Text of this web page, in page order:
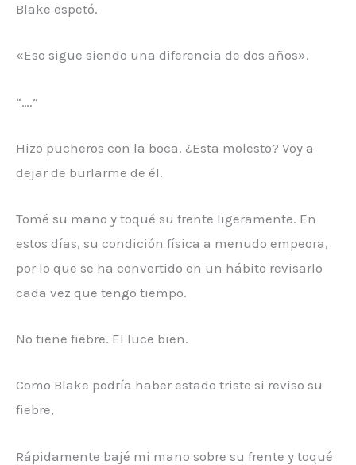
Blake espetó.
«Eso sigue siendo una diferencia de dos años».
“….”
Hizo pucheros con la boca. ¿Esta molesto? Voy a
dejar de burlarme de él.
Tomé su mano y toqué su frente ligeramente. En
estos días, su condición física a menudo empeora,
por lo que se ha convertido en un hábito revisarlo
cada vez que tengo tiempo.
No tiene fiebre. El luce bien.
Como Blake podría haber estado triste si reviso su
fiebre,
Rápidamente bajé mi mano sobre su frente y toqué